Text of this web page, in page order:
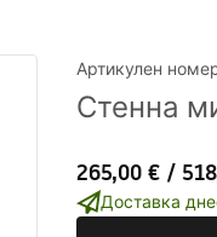
Артикулен
Стенна
265,00 € /
Доставка